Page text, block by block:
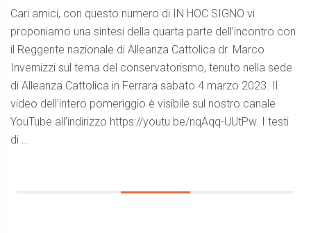
Cari amici, con questo numero di IN HOC SIGNO vi
proponiamo una sintesi della quarta parte dell’incontro con
il Reggente nazionale di Alleanza Cattolica dr. Marco
Invernizzi sul tema del conservatorismo, tenuto nella sede
di Alleanza Cattolica in Ferrara sabato 4 marzo 2023. Il
video dell’intero pomeriggio è visibile sul nostro canale
YouTube all’indirizzo https://youtu.be/nqAqq-UUtPw. I testi
di ...